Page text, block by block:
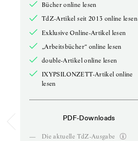
Bücher online lesen
TdZ-Artikel seit 2013 online lesen
Exklusive Online-Artikel lesen
„Arbeitsbücher“ online lesen
double-Artikel online lesen
IXYPSILONZETT-Artikel online
lesen
PDF-Downloads
—
Die aktuelle TdZ-Ausgabe